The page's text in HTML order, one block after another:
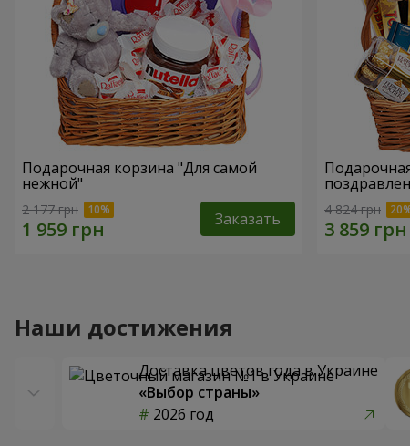
Подарочная корзина "Для самой
нежной"
2 177 грн Заказать 4 824 грн
Наши достижения
Доставка цветов года в Украине
«Выбор страны»
2026 год